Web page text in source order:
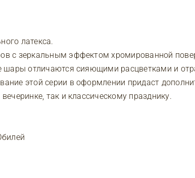
латекса.
с зеркальным эффектом хромированной
шары отличаются сияющими расцветками и
этой серии в оформлении придаст
так и классическому празднику.